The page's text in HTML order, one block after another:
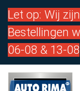
Let op: Wij
Bestellingen
06-08 & 13-08